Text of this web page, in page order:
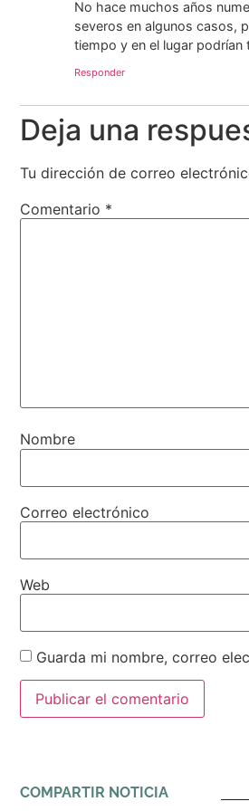
No hace muchos años
severos en algunos casos,
tiempo y en el lugar
Responder
Deja una
Tu dirección de correo
Comentario *
Nombre
Correo electrónico
Web
Guarda mi nombre, correo
COMPARTIR NOTICIA